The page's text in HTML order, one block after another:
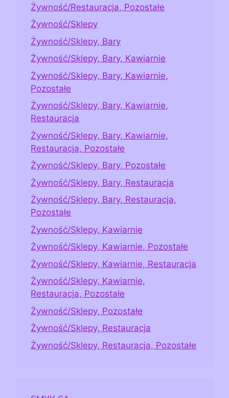
Żywność/Restauracja, Pozostałe
Żywność/Sklepy
Żywność/Sklepy, Bary
Żywność/Sklepy, Bary, Kawiarnie
Żywność/Sklepy, Bary, Kawiarnie,
Pozostałe
Żywność/Sklepy, Bary, Kawiarnie,
Restauracja
Żywność/Sklepy, Bary, Kawiarnie,
Restauracja, Pozostałe
Żywność/Sklepy, Bary, Pozostałe
Żywność/Sklepy, Bary, Restauracja
Żywność/Sklepy, Bary, Restauracja,
Pozostałe
Żywność/Sklepy, Kawiarnie
Żywność/Sklepy, Kawiarnie, Pozostałe
Żywność/Sklepy, Kawiarnie, Restauracja
Żywność/Sklepy, Kawiarnie,
Restauracja, Pozostałe
Żywność/Sklepy, Pozostałe
Żywność/Sklepy, Restauracja
Żywność/Sklepy, Restauracja, Pozostałe